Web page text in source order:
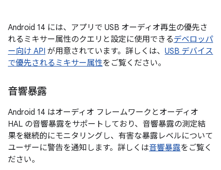
Android 14 には、アプリで USB オーディオ再生の優先さ
れるミキサー属性のクエリと設定に使用できるデベロッパ
ー向け API が用意されています。詳しくは、 USB デバイス
で優先されるミキサー属性をご覧ください。
音響暴露
Android 14 はオーディオ フレームワークとオーディオ
HAL の音響暴露をサポートしており、音響暴露の測定結
果を継続的にモニタリングし、有害な暴露レベルについて
ユーザーに警告を通知します。詳しくは音響暴露をご覧く
ださい。